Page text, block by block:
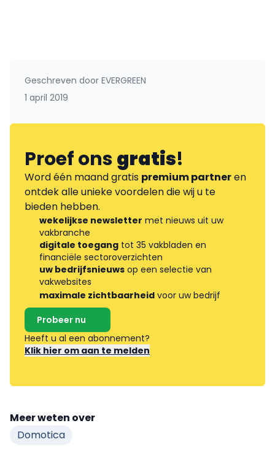
Geschreven door EVERGREEN
1 april 2019
Proef onsgratis!
Word één maand gratis premium partneren
ontdek alle unieke voordelen die wij u te
bieden hebben.
wekelijkse newsletter met nieuws uit uw
vakbranche
digitale toegang tot 35 vakbladen en
financiële sectoroverzichten
uw bedrijfsnieuws op een selectie van
vakwebsites
maximale zichtbaarheid voor uw bedrijf
Probeer nu
Heeft u al een abonnement?
Klik hier om aan te melden
Meer weten over
Domotica